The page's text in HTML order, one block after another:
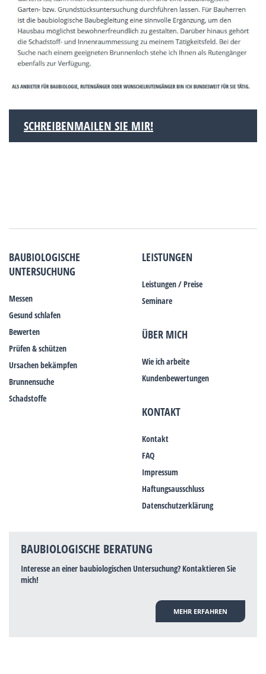
SCHREIBENMAILEN SIE MIR!
BAUBIOLOGISCHE
UNTERSUCHUNG
Messen
Gesund schlafen
Bewerten
Prüfen & schützen
Ursachen bekämpfen
Brunnensuche
Schadstoffe
LEISTUNGEN
Leistungen / Preise
Seminare
ÜBER MICH
Wie ich arbeite
Kundenbewertungen
KONTAKT
Kontakt
FAQ
Impressum
Haftungsausschluss
Datenschutzerklärung
BAUBIOLOGISCHE BERATUNG
Interesse an einer baubiologischen Untersuchung? Kontaktieren Sie
mich!
MEHR ERFAHREN